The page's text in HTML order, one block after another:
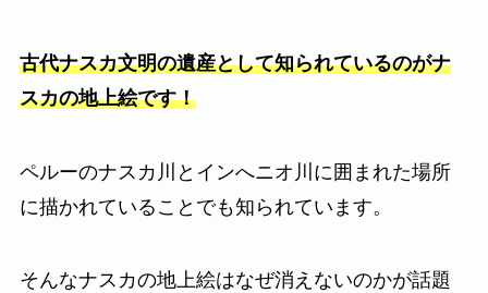
古代ナスカ文明の遺産として知られているのがナ
スカの地上絵です！
ペルーのナスカ川とインへニオ川に囲まれた場所
に描かれていることでも知られています。
そんなナスカの地上絵はなぜ消えないのかが話題